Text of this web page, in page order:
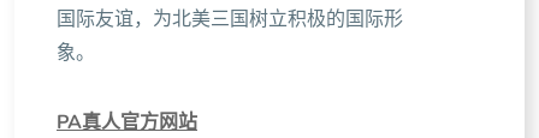
国际友谊，为北美三国树立积极的国际形
象。
PA真人官方网站